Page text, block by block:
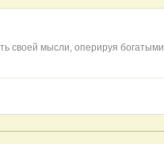
своей мысли, оперируя богатыми